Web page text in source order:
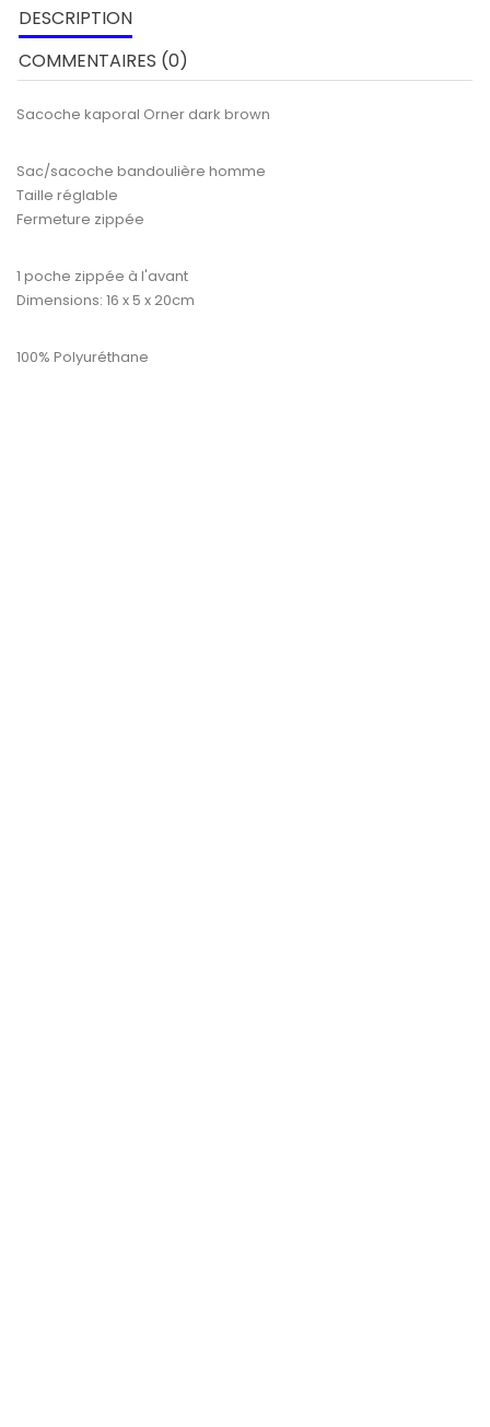
DESCRIPTION
COMMENTAIRES (0)
Sacoche kaporal Orner dark brown
Sac/sacoche bandoulière homme
Taille réglable
Fermeture zippée
1 poche zippée à l'avant
Dimensions: 16 x 5 x 20cm
100% Polyuréthane